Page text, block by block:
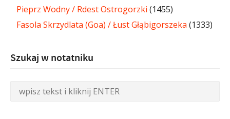
Pieprz Wodny / Rdest Ostrogorzki (1455)
Fasola Skrzydlata (Goa) / Łust Głąbigorszeka (1333)
Szukaj w notatniku